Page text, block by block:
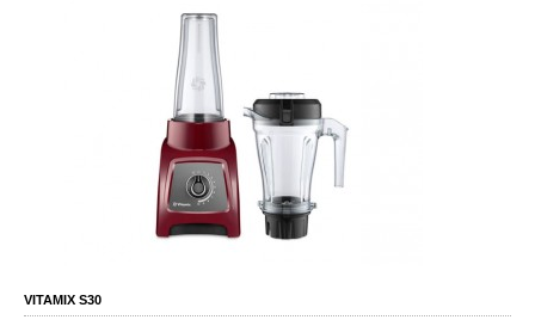
VITAMIX S30